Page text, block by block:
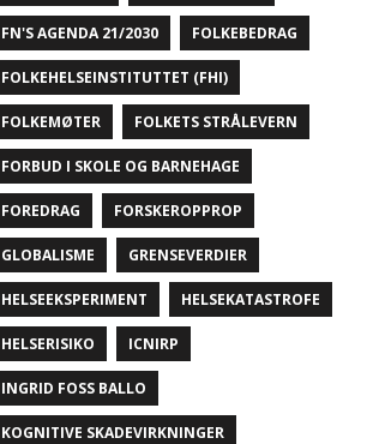
FN'S AGENDA 21/2030 FOLKEBEDRAG
FOLKEHELSEINSTITUTTET (FHI)
FOLKEMØTER FOLKETS STRÅLEVERN
FORBUD I SKOLE OG BARNEHAGE
FOREDRAG FORSKEROPPROP
GLOBALISME GRENSEVERDIER
HELSEEKSPERIMENT HELSEKATASTROFE
HELSERISIKO ICNIRP
INGRID FOSS BALLO
KOGNITIVE SKADEVIRKNINGER